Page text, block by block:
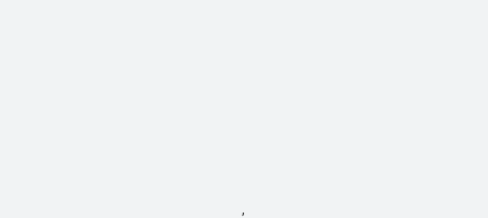
,